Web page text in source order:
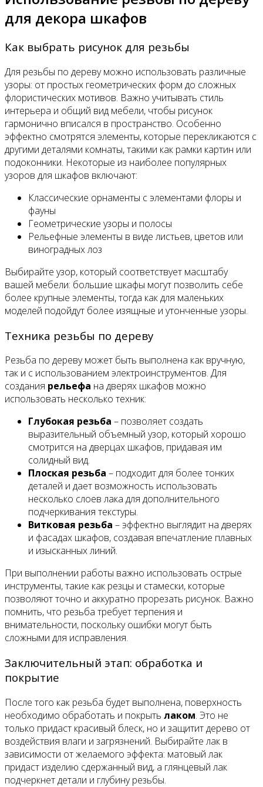
для декора шкафов
Как выбрать рисунок для резьбы
Для резьбы по дереву можно использовать различные
узоры: от простых геометрических форм до сложных
флористических мотивов. Важно учитывать стиль
интерьера и общий вид мебели, чтобы рисунок
гармонично вписался в пространство. Особенно
эффектно смотрятся элементы, которые перекликаются с
другими деталями комнаты, такими как рамки картин или
подоконники. Некоторые из наиболее популярных
узоров для шкафов включают:
Классические орнаменты с элементами флоры и
фауны
Геометрические узоры и полосы
Рельефные элементы в виде листьев, цветов или
виноградных лоз
Выбирайте узор, который соответствует масштабу
вашей мебели: большие шкафы могут позволить себе
более крупные элементы, тогда как для маленьких
моделей подойдут более изящные и утонченные узоры.
Техника резьбы по дереву
Резьба по дереву может быть выполнена как вручную,
так и с использованием электроинструментов. Для
создания рельефа на дверях шкафов можно
использовать несколько техник:
Глубокая резьба – позволяет создать
выразительный объемный узор, который хорошо
смотрится на дверцах шкафов, придавая им
солидный вид.
Плоская резьба – подходит для более тонких
деталей и дает возможность использовать
несколько слоев лака для дополнительного
подчеркивания текстуры.
Витковая резьба – эффектно выглядит на дверях
и фасадах шкафов, создавая впечатление плавных
и изысканных линий.
При выполнении работы важно использовать острые
инструменты, такие как резцы и стамески, которые
позволяют точно и аккуратно прорезать рисунок. Важно
помнить, что резьба требует терпения и
внимательности, поскольку ошибки могут быть
сложными для исправления.
Заключительный этап: обработка и
покрытие
После того как резьба будет выполнена, поверхность
необходимо обработать и покрыть лаком. Это не
только придаст красивый блеск, но и защитит дерево от
воздействия влаги и загрязнений. Выбирайте лак в
зависимости от желаемого эффекта: матовый лак
придаст изделию сдержанный вид, а глянцевый лак
подчеркнет детали и глубину резьбы.